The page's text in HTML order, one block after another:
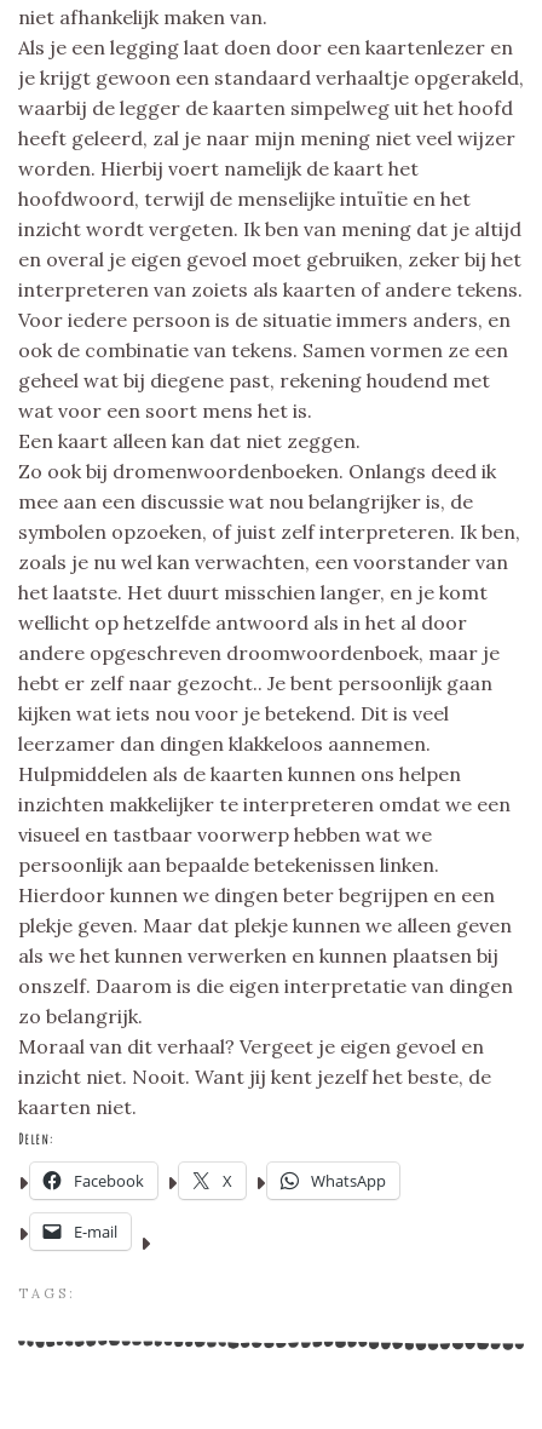
niet afhankelijk maken van.
Als je een legging laat doen door een kaartenlezer en
je krijgt gewoon een standaard verhaaltje opgerakeld,
waarbij de legger de kaarten simpelweg uit het hoofd
heeft geleerd, zal je naar mijn mening niet veel wijzer
worden. Hierbij voert namelijk de kaart het
hoofdwoord, terwijl de menselijke intuïtie en het
inzicht wordt vergeten. Ik ben van mening dat je altijd
en overal je eigen gevoel moet gebruiken, zeker bij het
interpreteren van zoiets als kaarten of andere tekens.
Voor iedere persoon is de situatie immers anders, en
ook de combinatie van tekens. Samen vormen ze een
geheel wat bij diegene past, rekening houdend met
wat voor een soort mens het is.
Een kaart alleen kan dat niet zeggen.
Zo ook bij dromenwoordenboeken. Onlangs deed ik
mee aan een discussie wat nou belangrijker is, de
symbolen opzoeken, of juist zelf interpreteren. Ik ben,
zoals je nu wel kan verwachten, een voorstander van
het laatste. Het duurt misschien langer, en je komt
wellicht op hetzelfde antwoord als in het al door
andere opgeschreven droomwoordenboek, maar je
hebt er zelf naar gezocht.. Je bent persoonlijk gaan
kijken wat iets nou voor je betekend. Dit is veel
leerzamer dan dingen klakkeloos aannemen.
Hulpmiddelen als de kaarten kunnen ons helpen
inzichten makkelijker te interpreteren omdat we een
visueel en tastbaar voorwerp hebben wat we
persoonlijk aan bepaalde betekenissen linken.
Hierdoor kunnen we dingen beter begrijpen en een
plekje geven. Maar dat plekje kunnen we alleen geven
als we het kunnen verwerken en kunnen plaatsen bij
onszelf. Daarom is die eigen interpretatie van dingen
zo belangrijk.
Moraal van dit verhaal? Vergeet je eigen gevoel en
inzicht niet. Nooit. Want jij kent jezelf het beste, de
kaarten niet.
Delen:
Facebook X WhatsApp
E-mail
TAGS: